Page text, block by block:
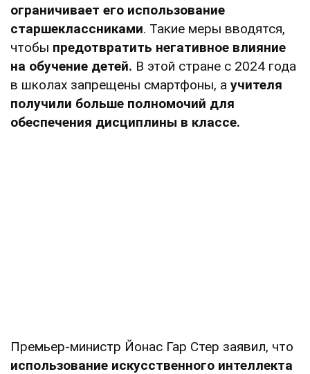
ограничивает его использование
старшеклассниками. Такие меры вводятся,
чтобы предотвратить негативное влияние
на обучение детей. В этой стране с 2024 года
в школах запрещены смартфоны, а учителя
получили больше полномочий для
обеспечения дисциплины в классе.
Премьер-министр Йонас Гар Стер заявил, что
использование искусственного интеллекта